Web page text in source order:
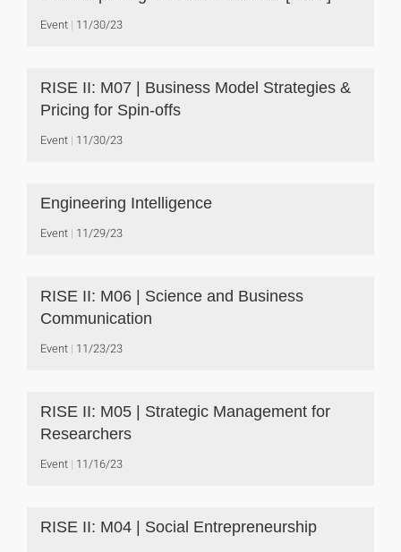
Event 11/30/23
RISE II: M07 | Business Model Strategies &
Pricing for Spin-offs
Event 11/30/23
Engineering Intelligence
Event 11/29/23
RISE II: M06 | Science and Business
Communication
Event 11/23/23
RISE II: M05 | Strategic Management for
Researchers
Event 11/16/23
RISE II: M04 | Social Entrepreneurship